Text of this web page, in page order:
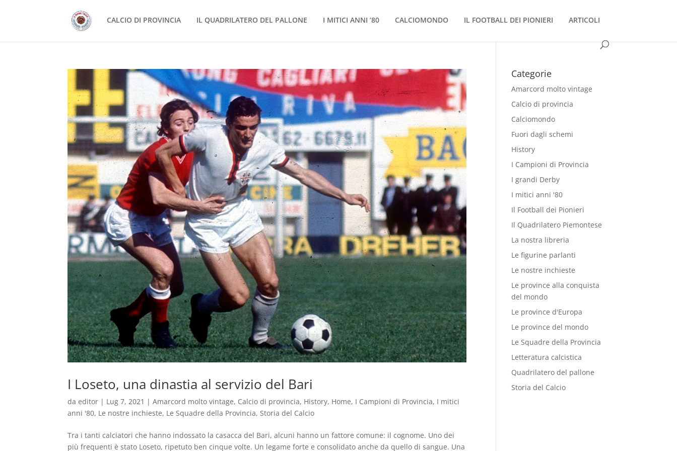
CALCIO DI PROVINCIA IL QUADRILATERO DEL PALLONE I MITICI ANNI ’80 CALCIOMONDO IL FOOTBALL DEI PIONIERI ARTICOLI
I Loseto, una dinastia al servizio del Bari
daeditor | Lug 7, 2021 |Amarcord molto vintage, Calcio di provincia, History, Home, I Campioni di Provincia, I mitici
anni '80, Le nostre inchieste, Le Squadre della Provincia,Storia del Calcio
Tra i tanti calciatori che hanno indossato la casacca del Bari, alcuni hanno un fattore comune: il cognome. Uno dei
più frequenti è stato Loseto, ripetuto ben cinque volte. Un legame forte e consolidato anche da quello di sangue. Una
Categorie
Amarcord molto vintage
Calcio di provincia
Calciomondo
Fuori dagli schemi
History
I Campioni di Provincia
I grandi Derby
I mitici anni '80
Il Football dei Pionieri
Il Quadrilatero Piemontese
La nostra libreria
Le figurine parlanti
Le nostre inchieste
Le province alla conquista
del mondo
Le province d'Europa
Le province del mondo
Le Squadre della Provincia
Letteratura calcistica
Quadrilatero del pallone
Storia del Calcio